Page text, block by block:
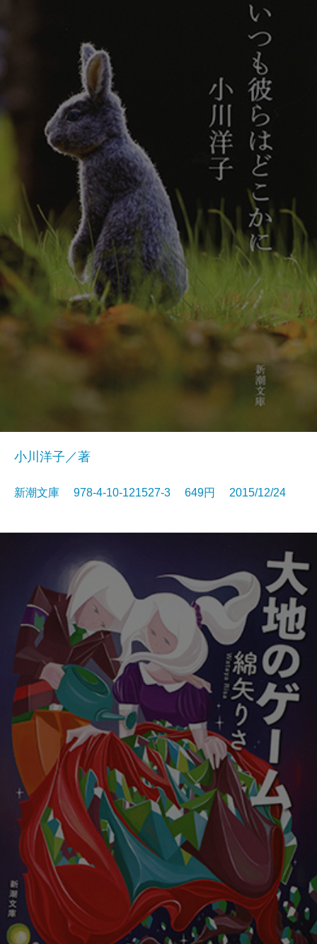
小川洋子／著
新潮文庫 978-4-10-121527-3 649円 2015/12/24